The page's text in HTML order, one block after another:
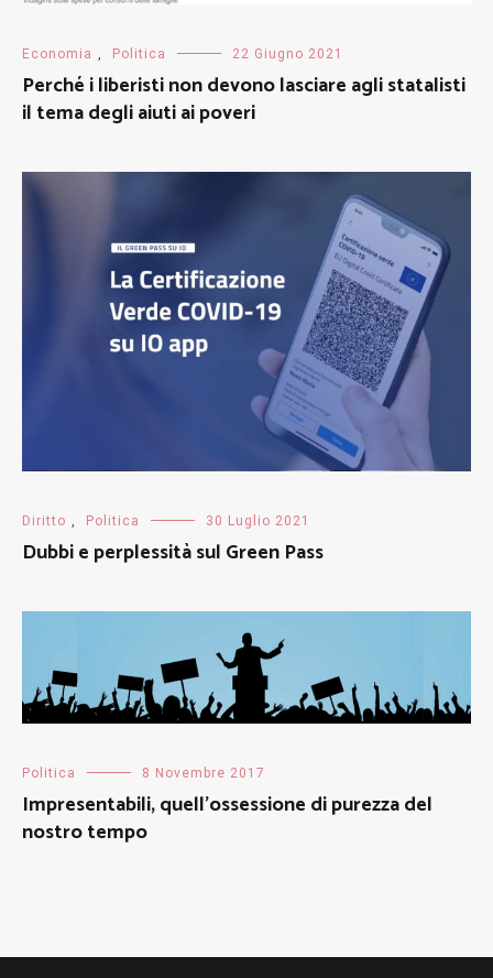
Economia , Politica 22 Giugno 2021
Perché i liberisti non devono lasciare agli statalisti
il tema degli aiuti ai poveri
Diritto , Politica 30 Luglio 2021
Dubbi e perplessità sul Green Pass
Politica 8 Novembre 2017
Impresentabili, quell’ossessione di purezza del
nostro tempo